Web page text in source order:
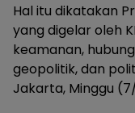
Hal itu dikatakan
yang digelar oleh
keamanan,
geopolitik, dan
Jakarta, Minggu